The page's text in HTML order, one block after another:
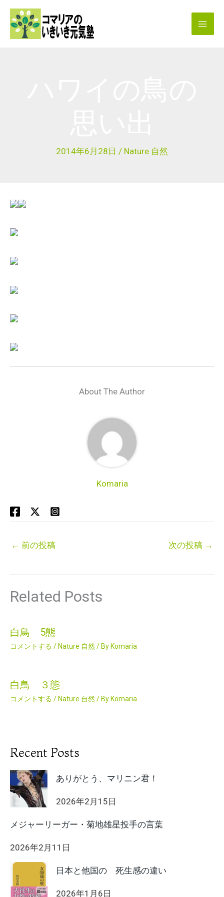
2014年6月28日 / Nature 自然
About The Author
Komaria
← 前の投稿 次の投稿 →
Related Posts
白鳥 5態
コメントする / Nature 自然 / By Komaria
白鳥 ３態
コメントする / Nature 自然 / By Komaria
Recent Posts
ありがとう、マリニン君！
2026年2月15日
メジャーリーガー・菊地雄星投手の言葉
2026年2月11日
日本と他国の 死生感の違い
2026年1月6日